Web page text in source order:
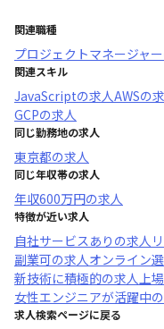
関連職種
プロジェクトマネージャー
関連スキル
JavaScriptの求人AWSの
GCPの求人
同じ勤務地の求人
東京都の求人
同じ年収帯の求人
年収600万円の求人
特徴が近い求人
自社サービスあり の求人
副業可の求人オンライン
新技術に積極的の求人上
女性エンジニアが活躍中
求人検索ページに戻る